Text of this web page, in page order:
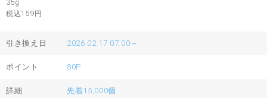
35g
税込159円
引き換え日 2026.02.17 07:00～
ポイント 80P
詳細 先着15,000個